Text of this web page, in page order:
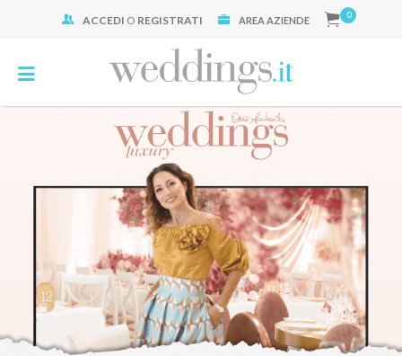
ACCEDI O REGISTRATI AREA AZIENDE 0